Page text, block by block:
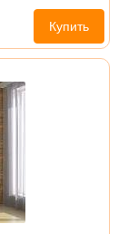
Купить